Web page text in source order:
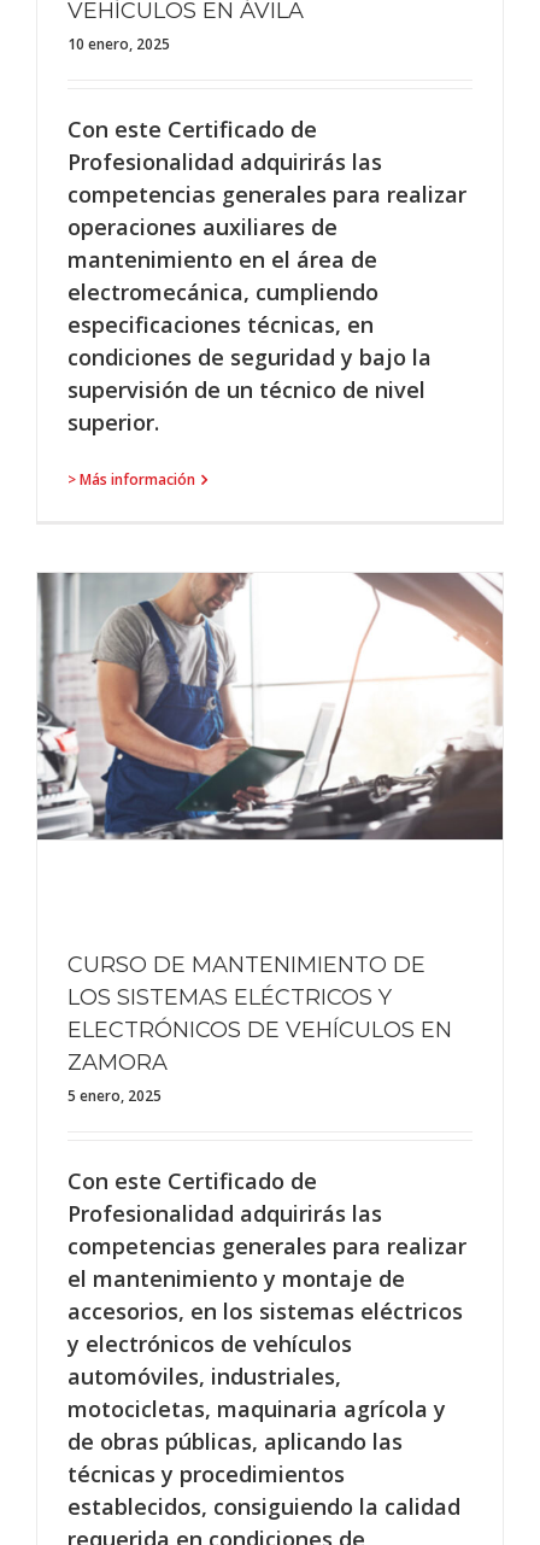
VEHÍCULOS EN ÁVILA
10 enero, 2025
Con este Certificado de
Profesionalidad adquirirás las
competencias generales para realizar
operaciones auxiliares de
mantenimiento en el área de
electromecánica, cumpliendo
especificaciones técnicas, en
condiciones de seguridad y bajo la
supervisión de un técnico de nivel
superior.
> Más información
CURSO DE MANTENIMIENTO DE
LOS SISTEMAS ELÉCTRICOS Y
ELECTRÓNICOS DE VEHÍCULOS EN
ZAMORA
5 enero, 2025
Con este Certificado de
Profesionalidad adquirirás las
competencias generales para realizar
el mantenimiento y montaje de
accesorios, en los sistemas eléctricos
y electrónicos de vehículos
automóviles, industriales,
motocicletas, maquinaria agrícola y
de obras públicas, aplicando las
técnicas y procedimientos
establecidos, consiguiendo la calidad
requerida en condiciones de